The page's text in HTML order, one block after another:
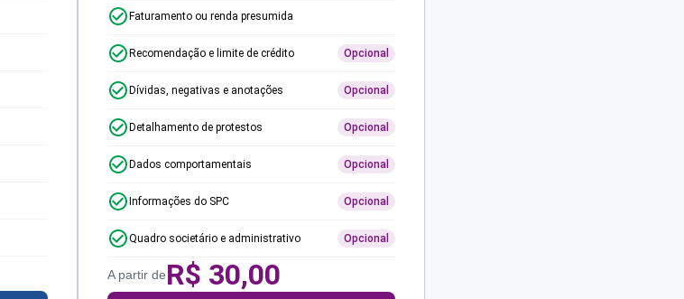
Faturamento ou renda presumida
Recomendação e limite de crédito Opcional
Dívidas, negativas e anotações Opcional
Detalhamento de protestos Opcional
Dados comportamentais Opcional
Informações do SPC Opcional
Quadro societário e administrativo Opcional
A partir deR$ 30,00